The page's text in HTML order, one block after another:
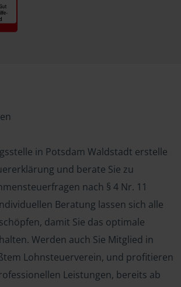
in Potsdam Waldstadt erstelle
und berate Sie zu
nach § 4 Nr. 11
Beratung lassen sich alle
damit Sie das optimale
Werden auch Sie Mitglied in
Lohnsteuerverein, und profitieren
Leistungen, bereits ab